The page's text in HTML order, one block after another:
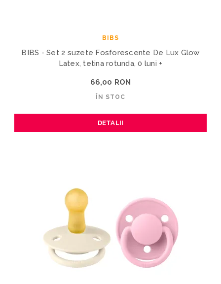
BIBS
BIBS - Set 2 suzete Fosforescente De Lux Glow
Latex, tetina rotunda, 0 luni +
66,00 RON
ÎN STOC
DETALII